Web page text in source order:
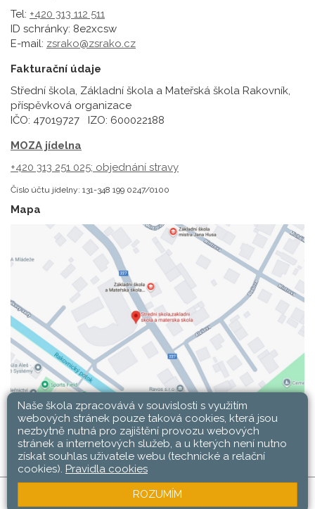
Tel: +420 313 112 511
ID schránky: 8e2xcsw
E-mail: zsrako@zsrako.cz
Fakturační údaje
Střední škola, Základní škola a Mateřská škola Rakovník,
příspěvková organizace
IČO: 47019727 IZO: 600022188
MOZA jídelna
+420 313 251 025; objednání stravy
Číslo účtu jídelny: 131-348 199 0247/0100
Mapa
SŠ, ZŠ a MŠ Rakovník © 2026 |Mapa stránek
Naše škola zpracovává v souvislosti s využitím
webových stránek pouze taková cookies, která jsou
nezbytně nutná pro zajištění provozu webových
stránek a internetových služeb, a u kterých není nutno
získat souhlas uživatele webu (technické a relační
cookies). Pravidla cookies
ROZUMÍM